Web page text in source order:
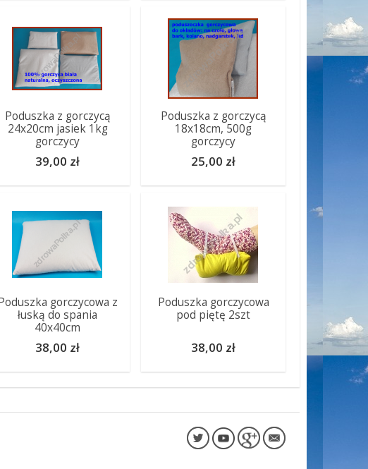
Poduszka z gorczycą
24x20cm jasiek 1kg
gorczycy
39,00 zł
Poduszka z gorczycą
18x18cm, 500g
gorczycy
25,00 zł
gorczycowa z
łuską do spania
40x40cm
38,00 zł
Poduszka gorczycowa
pod piętę 2szt
38,00 zł